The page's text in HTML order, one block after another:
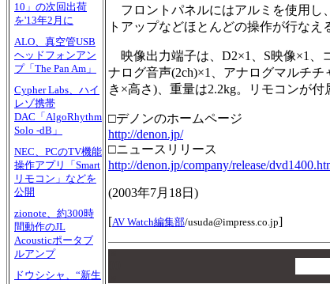
10」の次回出荷
を'13年2月に
ALO、真空管USB
ヘッドフォンアン
プ「The Pan Am」
Cypher Labs、ハイ
レゾ携帯
DAC「AlgoRhythm
Solo -dB」
NEC、PCのTV機能
操作アプリ「Smart
リモコン」などを
公開
zionote、約300時
間動作のJL
Acousticポータブ
ルアンプ
ドウシシャ、“新生
フロントパネルにはアルミを使用し
トアップなどほとんどの操作が行なえ
映像出力端子は、D2×1、S映像×1、
ナログ音声(2ch)×1、アナログマルチチ
き×高さ)、重量は2.2kg。リモコンが付
□デノンのホームページ
http://denon.jp/
□ニュースリリース
http://denon.jp/company/release/
(2003年7月18日 )
[AV Watch編集部/usuda@impress.co.jp]